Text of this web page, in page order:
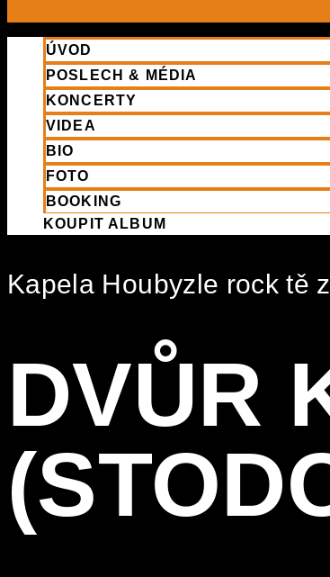
ÚVOD
POSLECH & MÉDIA
KONCERTY
VIDEA
BIO
FOTO
BOOKING
KOUPIT ALBUM
Kapela Houbyzle rock tě
DVŮR